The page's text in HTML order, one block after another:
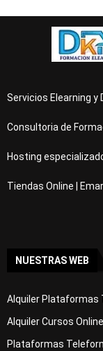
Servicios Elearning y
Consultoria de
Hosting
Tiendas Online |
NUESTRAS WEB
Alquiler Plataformas
Alquiler Cursos
Plataformas